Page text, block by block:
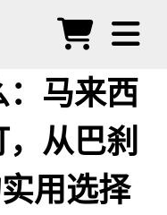
马来西
从巴刹
用选择